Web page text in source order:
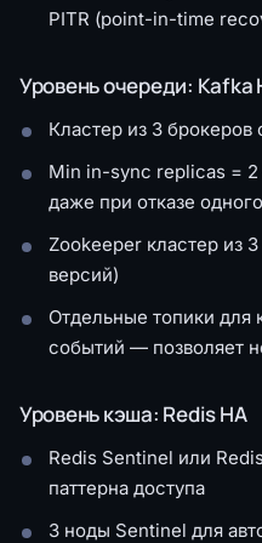
PITR (point-in-time
Уровень очереди: Kafka
Кластер из 3
Min in-sync replicas = 2
даже при отказе
Zookeeper кластер из
версий)
Отдельные топики для
событий — позволяет
Уровень кэша: Redis HA
Redis Sentinel или
паттерна доступа
3 ноды Sentinel для